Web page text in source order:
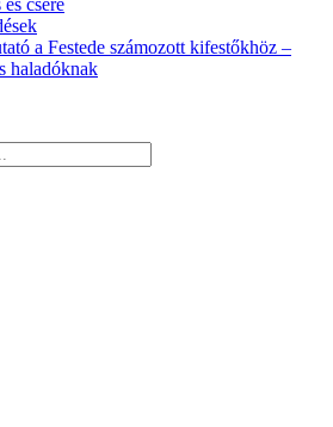
csere
a Festede számozott kifestőkhöz –
haladóknak